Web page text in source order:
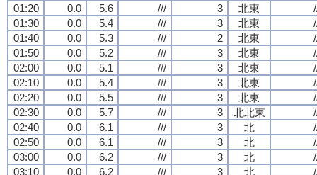
01:20
0.0 5.6 /// 3 北東
01:30
0.0 5.4 /// 3 北東
01:40
0.0 5.3 /// 2 北東
01:50
0.0 5.2 /// 3 北東
02:00
0.0 5.1 /// 3 北東
02:10
0.0 5.4 /// 3 北東
02:20
0.0 5.5 /// 3 北東
02:30
0.0 5.7 /// 3 北北東
02:40
0.0 6.1 /// 3 北
02:50
0.0 6.1 /// 3 北
03:00
0.0 6.2 /// 3 北
03:10
0.0 6.2 /// 3 北